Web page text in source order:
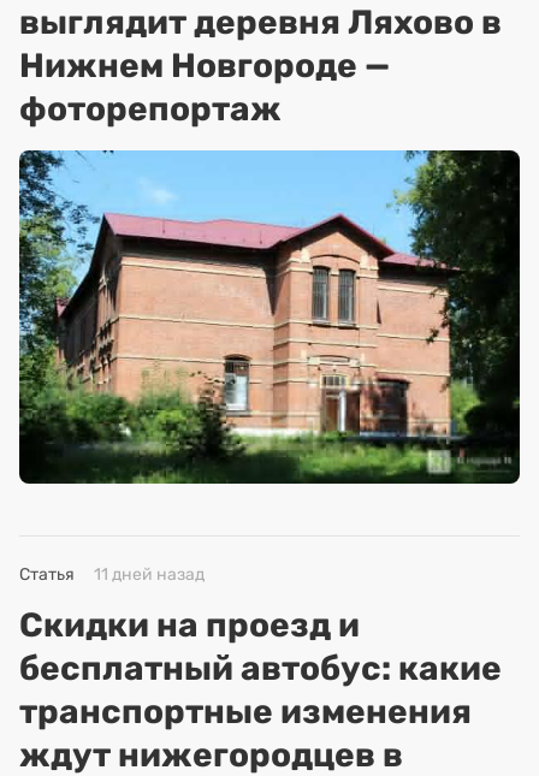
выглядит деревня Ляхово в
Нижнем Новгороде —
фоторепортаж
Статья 11 дней назад
Скидки на проезд и
бесплатный автобус: какие
транспортные изменения
ждут нижегородцев в